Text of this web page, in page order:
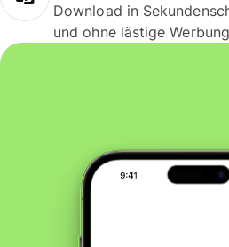
Download in
und ohne lästige